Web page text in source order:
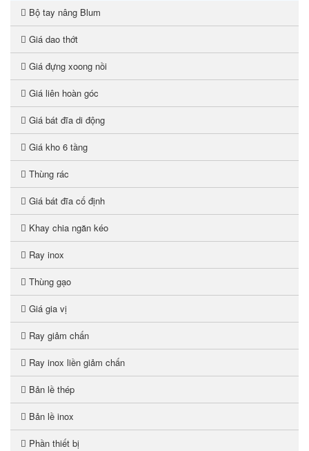
Bộ tay nâng Blum
Giá dao thớt
Giá đựng xoong nồi
Giá liên hoàn góc
Giá bát đĩa di động
Giá kho 6 tầng
Thùng rác
Giá bát đĩa cố định
Khay chia ngăn kéo
Ray inox
Thùng gạo
Giá gia vị
Ray giảm chấn
Ray inox liền giảm chấn
Bản lề thép
Bản lề inox
Phần thiết bị